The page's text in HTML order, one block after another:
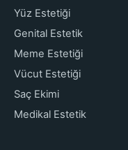
Yüz Estetiği
Genital Estetik
Meme Estetiği
Vücut Estetiği
Saç Ekimi
Medikal Estetik